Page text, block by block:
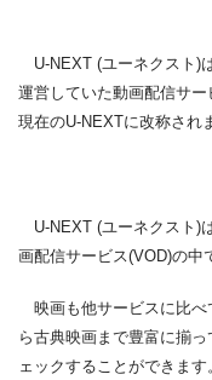
U-NEXT (ユーネクスト)
運営していた動画配信サー
現在のU-NEXTに改称され
U-NEXT (ユーネクスト)
画配信サービス(VOD)の中
映画も他サービスに比べ
ら古典映画まで豊富に揃
ェックすることができます